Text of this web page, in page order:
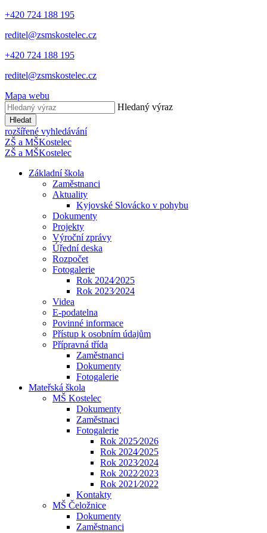
+420 724 188 195
reditel@zsmskostelec.cz
+420 724 188 195
reditel@zsmskostelec.cz
Mapa webu
Hledaný výraz
Hledat
rozšířené vyhledávání
ZŠ a MŠKostelec
ZŠ a MŠKostelec
Základní škola
Zaměstnanci
Aktuality
Kyjovské Slovácko v pohybu
Dokumenty
Projekty
Výroční zprávy
Úřední deska
Rozpočet
Fotogalerie
Rok 2024⁄2025
Rok 2023⁄2024
Videa
E-podatelna
Povinné informace
Přístup k osobním údajům
Přípravná třída
Zaměstnanci
Dokumenty
Fotogalerie
Mateřská škola
MŠ Kostelec
Dokumenty
Zaměstnaci
Fotogalerie
Rok 2025⁄2026
Rok 2024⁄2025
Rok 2023⁄2024
Rok 2022⁄2023
Rok 2021⁄2022
Kontakty
MŠ Čeložnice
Dokumenty
Zaměstnanci